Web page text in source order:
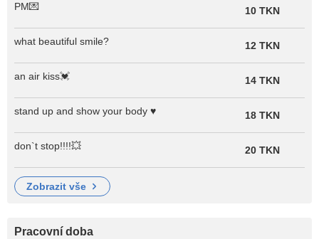
PM💌 10 TKN
what beautiful smile? 12 TKN
an air kiss💓 14 TKN
stand up and show your body ♥ 18 TKN
don`t stop!!!!💥 20 TKN
zobrazit vše
Pracovní doba